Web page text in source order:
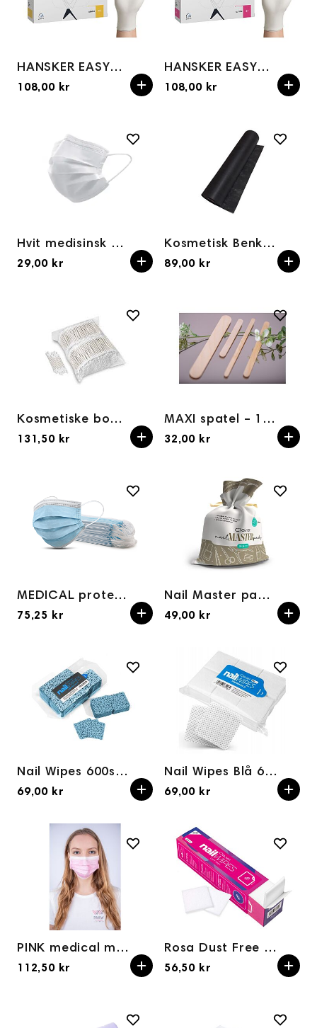
HANSKER EASYCARE NITRILE Hvit M
108,00 kr
HANSKER EASYCARE NITRILE Hvit S
108,00 kr
Hvit medisinsk 3-lags munnbind med strikk, hvit – 10 stk.
29,00 kr
Kosmetisk Benkelaken Sort på Rull 60x50
89,00 kr
Kosmetiske bomullspinner 1000 stk
131,50 kr
MAXI spatel – 100 stk, usterile
32,00 kr
MEDICAL protective masks 3-layer pack of 50 pcs
75,25 kr
Nail Master pads Clavier- 500 stk i en rull – 12 lag
49,00 kr
Nail Wipes 600stk BLÅ Clavier
69,00 kr
Nail Wipes Blå 600stk Clavier
69,00 kr
PINK medical mask on elastic band, 50stk
112,50 kr
Rosa Dust Free Pads 325 stk CLAVIER
56,50 kr